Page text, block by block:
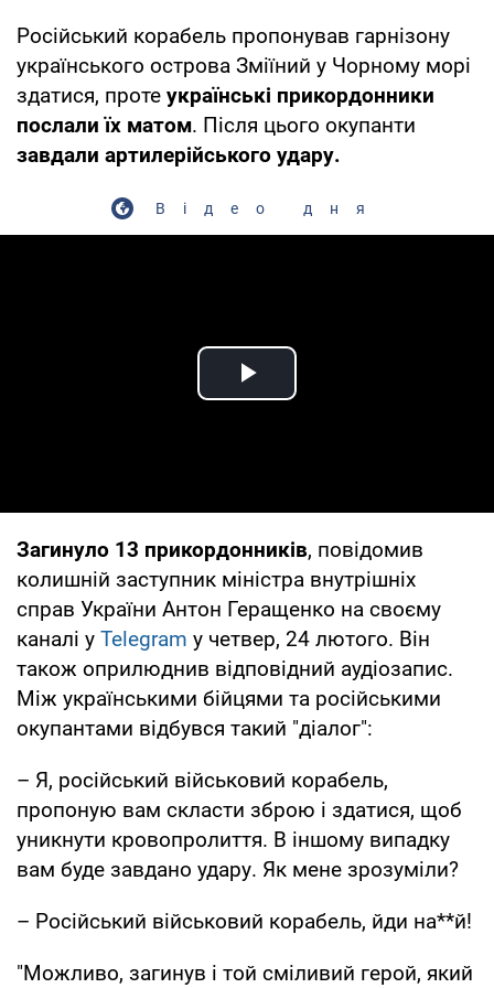
Російський корабель пропонував гарнізону
українського острова Зміїний у Чорному морі
здатися, проте українські прикордонники
послали їх матом. Після цього окупанти
завдали артилерійського удару.
Відео дня
Play Video
Загинуло 13 прикордонників, повідомив
колишній заступник міністра внутрішніх
справ України Антон Геращенко на своєму
каналі у Telegram у четвер, 24 лютого. Він
також оприлюднив відповідний аудіозапис.
Між українськими бійцями та російськими
окупантами відбувся такий "діалог":
– Я, російський військовий корабель,
пропоную вам скласти зброю і здатися, щоб
уникнути кровопролиття. В іншому випадку
вам буде завдано удару. Як мене зрозуміли?
– Російський військовий корабель, йди на**й!
"Можливо, загинув і той сміливий герой, який